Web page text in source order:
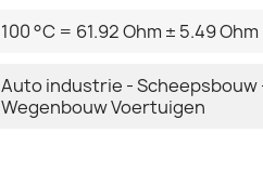
100 °C = 61.92 Ohm ± 5.49 Ohm
Auto industrie - Scheepsbouw
Wegenbouw Voertuigen